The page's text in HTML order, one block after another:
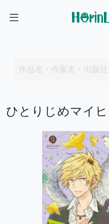
ひとりじめマイ